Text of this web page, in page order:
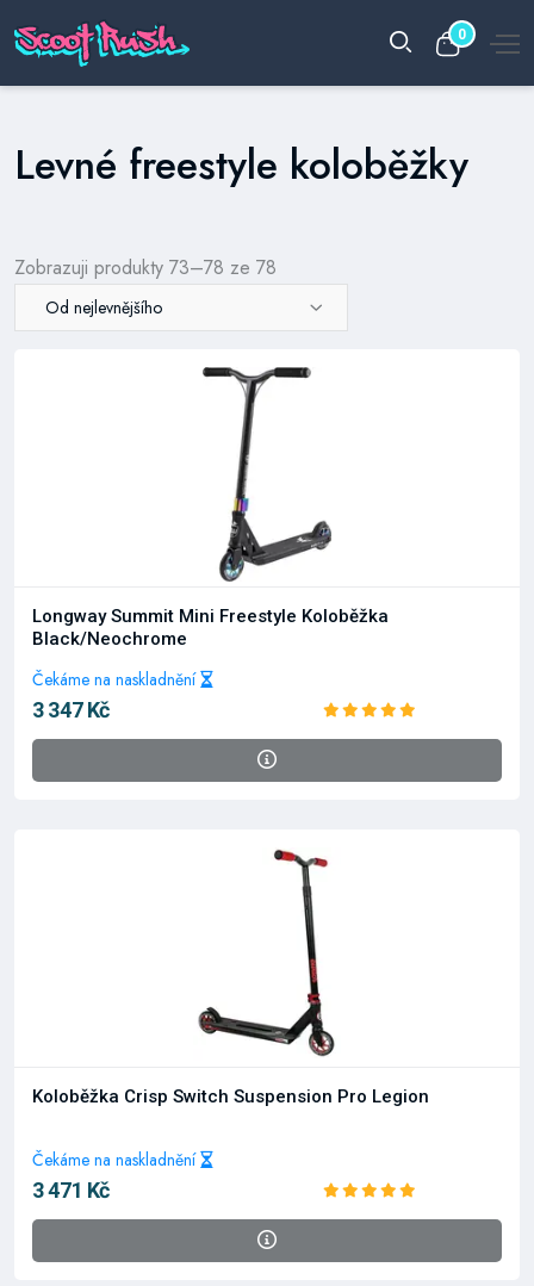
0
Levné freestyle koloběžky
Zobrazuji produkty 73–78 ze 78
Od nejlevnějšího
Longway Summit Mini Freestyle Koloběžka
Black/Neochrome
Čekáme na naskladnění
3 347 Kč
Koloběžka Crisp Switch Suspension Pro Legion
Čekáme na naskladnění
3 471 Kč